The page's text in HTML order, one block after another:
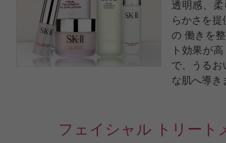
がりがしっとりして刺激もなかっ
サイズを購入しました。一本使い終
い変化があれば次回も購入したいと
透明感、
らかさを
の 働きを
ト効果が
で、うるお
な肌へ導き
フェイシャル トリート